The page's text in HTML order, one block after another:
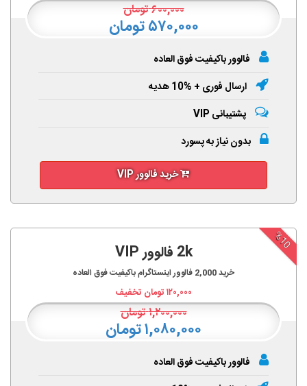
۶۰۰,۰۰۰تومان
۵۷۰,۰۰۰ تومان
فالوور باکیفیت فوق العاده
ارسال فوری + %10 هدیه
پشتیبانی VIP
بدون نیاز به پسورد
خرید فالوور VIP
%10
2k فالوور VIP
خرید2,000 فالوور اینستاگرام باکیفیت فوق العاده
۱۲۰,۰۰۰تومان تخفیف
۱,۲۰۰,۰۰۰تومان
۱,۰۸۰,۰۰۰ تومان
فالوور باکیفیت فوق العاده